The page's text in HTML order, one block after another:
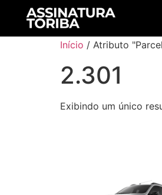
Início / Atributo
2.301
Exibindo um único